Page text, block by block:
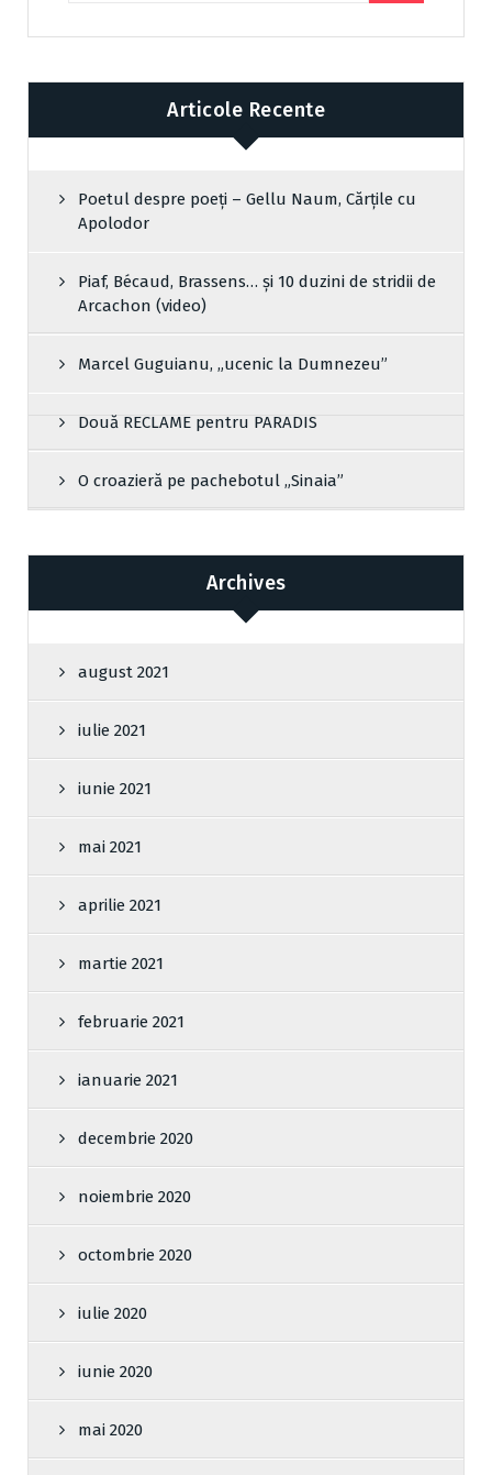
Articole Recente
Poetul despre poeți – Gellu Naum, Cărțile cu
Apolodor
Piaf, Bécaud, Brassens… și 10 duzini de stridii de
Arcachon (video)
Marcel Guguianu, „ucenic la Dumnezeu”
Două RECLAME pentru PARADIS
O croazieră pe pachebotul „Sinaia”
Archives
august 2021
iulie 2021
iunie 2021
mai 2021
aprilie 2021
martie 2021
februarie 2021
ianuarie 2021
decembrie 2020
noiembrie 2020
octombrie 2020
iulie 2020
iunie 2020
mai 2020